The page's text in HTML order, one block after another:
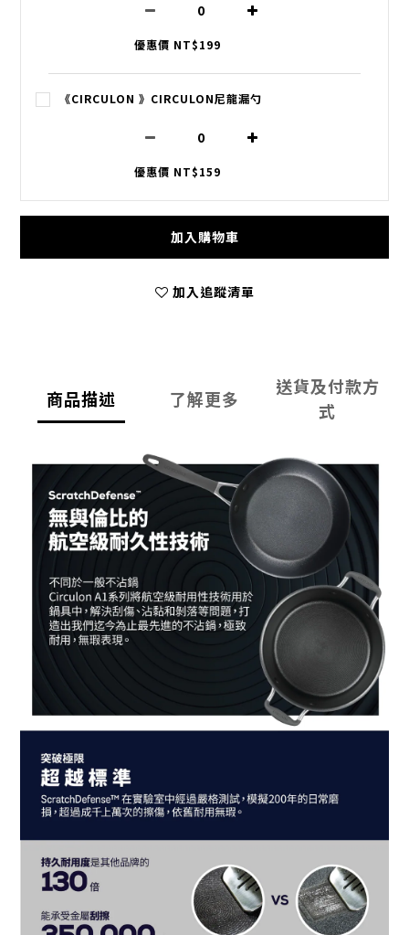
優惠價 NT$199
《CIRCULON 》CIRCULON尼龍漏勺
優惠價 NT$159
加入購物車
加入追蹤清單
商品描述 了解更多
送貨及付款方
式